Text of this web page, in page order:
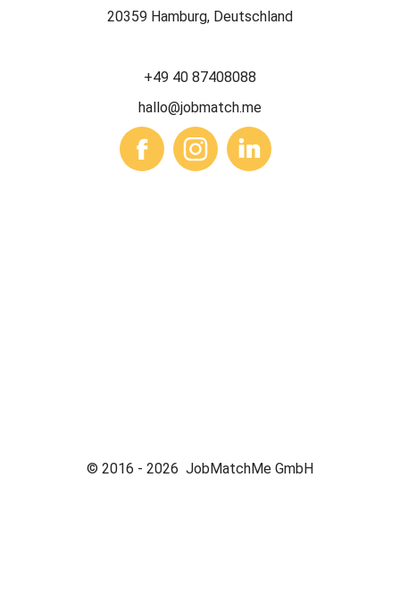
20359 Hamburg, Deutschland
+49 40 87408088
hallo@jobmatch.me
© 2016 - 2026 JobMatchMe GmbH